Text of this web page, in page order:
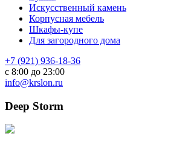
Искусственный камень
Корпусная мебель
Шкафы-купе
Для загородного дома
+7 (921) 936-18-36
с 8:00 до 23:00
info@krslon.ru
Deep Storm